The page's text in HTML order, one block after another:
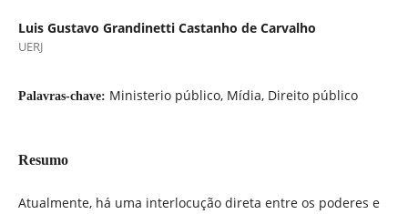
Luis Gustavo Grandinetti Castanho de Carvalho
UERJ
Palavras-chave: Ministerio público, Mídia, Direito público
Resumo
Atualmente, há uma interlocução direta entre os poderes e